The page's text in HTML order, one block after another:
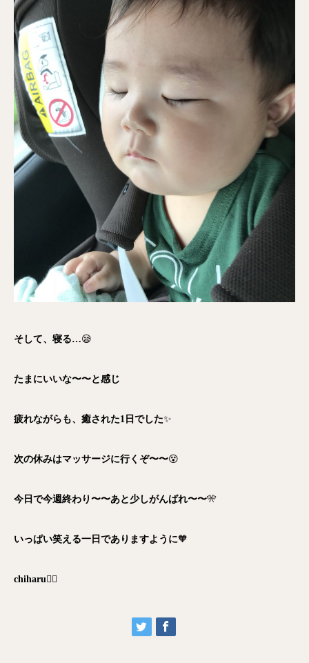
そして、寝る…😪
たまにいいな〜〜と感じ
疲れながらも、癒された1日でした✨
次の休みはマッサージに行くぞ〜〜😵
今日で今週終わり〜〜あと少しがんばれ〜〜🎌
いっぱい笑える一日でありますように🧡
chiharu🧚‍♀️